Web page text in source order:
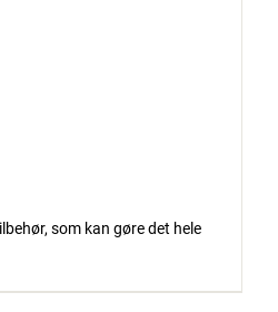
som kan gøre det hele